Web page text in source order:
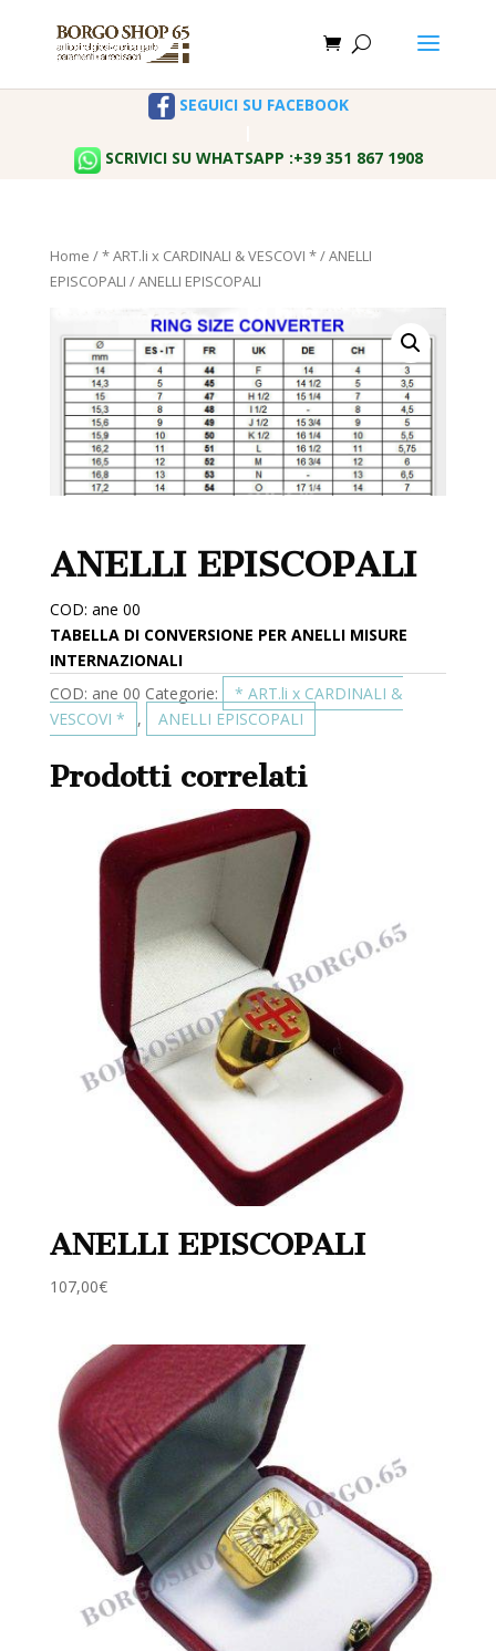
SEGUICI SU FACEBOOK
SCRIVICI SU WHATSAPP :+39 351 867 1908
Home /* ART.li x CARDINALI & VESCOVI */ANELLI
EPISCOPALI / ANELLI EPISCOPALI
ANELLI EPISCOPALI
COD: ane 00
TABELLA DI CONVERSIONE PER ANELLI MISURE
INTERNAZIONALI
COD: ane 00 Categorie:
* ART.li x CARDINALI &
VESCOVI *
, ANELLI EPISCOPALI
Prodotti correlati
ANELLI EPISCOPALI
107,00€